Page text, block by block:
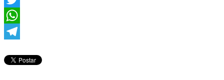
Twitter
WhatsApp